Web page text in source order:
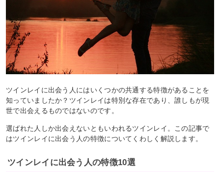
ツインレイに出会う人にはいくつかの共通する特徴があることを
知っていましたか？ツインレイは特別な存在であり、誰しもが現
世で出会えるものではないのです。
選ばれた人しか出会えないともいわれるツインレイ。この記事で
はツインレイに出会う人の特徴についてくわしく解説します。
ツインレイに出会う人の特徴10選